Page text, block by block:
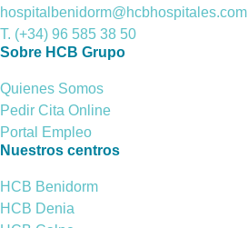
hospitalbenidorm@hcbhospitales.com
T. (+34) 96 585 38 50
Sobre HCB Grupo
Quienes Somos
Pedir Cita Online
Portal Empleo
Nuestros centros
HCB Benidorm
HCB Denia